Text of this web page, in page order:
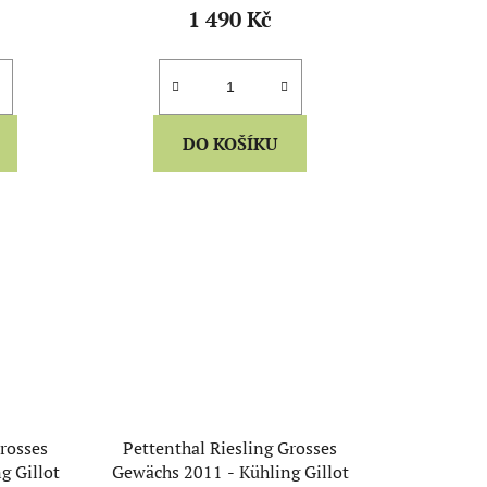
1 490 Kč
DO KOŠÍKU
Gillot
Pettenthal Riesling Grosses
Gewächs 2011 - Kühling Gillot